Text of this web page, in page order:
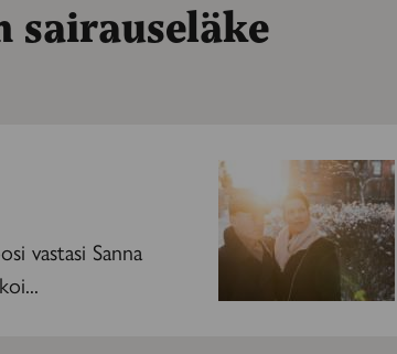
sairauseläke
vastasi Sanna